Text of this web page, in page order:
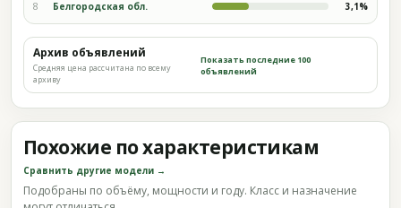
8 Белгородская обл. 3,1%
Архив объявлений
Средняя цена рассчитана по всему
архиву
Показать последние 100
объявлений
Похожие по характеристикам
Сравнить другие модели →
Подобраны по объёму, мощности и году. Класс и назначение